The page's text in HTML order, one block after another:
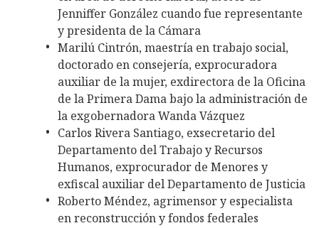
Jenniffer González cuando fue representante
y presidenta de la Cámara
Marilú Cintrón, maestría en trabajo social,
doctorado en consejería, exprocuradora
auxiliar de la mujer, exdirectora de la Oficina
de la Primera Dama bajo la administración de
la exgobernadora Wanda Vázquez
Carlos Rivera Santiago, exsecretario del
Departamento del Trabajo y Recursos
Humanos, exprocurador de Menores y
exfiscal auxiliar del Departamento de Justicia
Roberto Méndez, agrimensor y especialista
en reconstrucción y fondos federales